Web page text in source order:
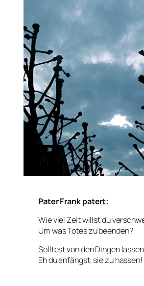
Pater Frank patert:
Wie viel Zeit willst du
Um was Totes zu beenden?
Solltest von den Dingen lassen
Eh du anfängst, sie zu hassen!